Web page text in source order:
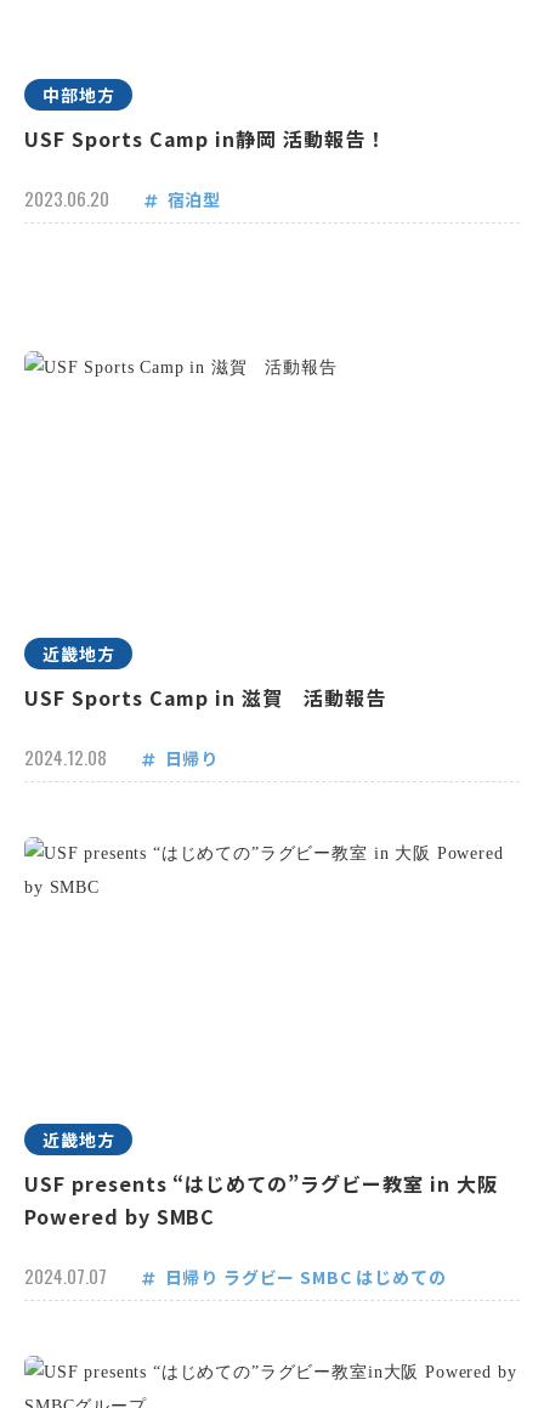
中部地方
USF Sports Camp in静岡 活動報告！
2023.06.20 宿泊型
近畿地方
USF Sports Camp in 滋賀 活動報告
2024.12.08 日帰り
近畿地方
USF presents “はじめての”ラグビー教室 in 大阪
Powered by SMBC
2024.07.07 日帰り ラグビー SMBC はじめての